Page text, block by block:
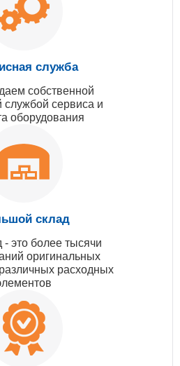
служба
собственной
службой сервиса и
оборудования
склад
это более тысячи
оригинальных
расходных